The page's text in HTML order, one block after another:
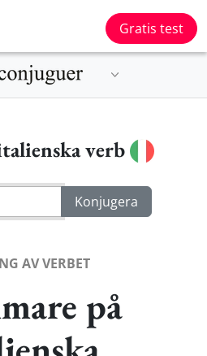
Gratis test
verb
AV VERBET
på